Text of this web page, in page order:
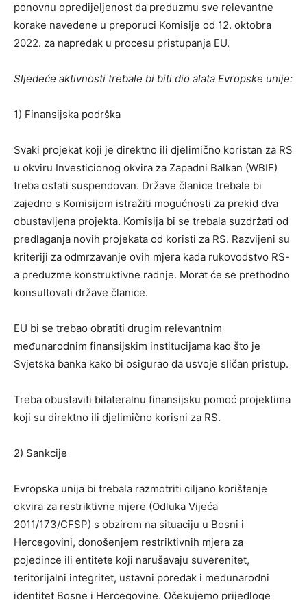
ponovnu opredijeljenost da preduzmu sve relevantne
korake navedene u preporuci Komisije od 12. oktobra
2022. za napredak u procesu pristupanja EU.
Sljedeće aktivnosti trebale bi biti dio alata Evropske unije:
1) Finansijska podrška
Svaki projekat koji je direktno ili djelimično koristan za RS
u okviru Investicionog okvira za Zapadni Balkan (WBIF)
treba ostati suspendovan. Države članice trebale bi
zajedno s Komisijom istražiti mogućnosti za prekid dva
obustavljena projekta. Komisija bi se trebala suzdržati od
predlaganja novih projekata od koristi za RS. Razvijeni su
kriteriji za odmrzavanje ovih mjera kada rukovodstvo RS-
a preduzme konstruktivne radnje. Morat će se prethodno
konsultovati države članice.
EU bi se trebao obratiti drugim relevantnim
međunarodnim finansijskim institucijama kao što je
Svjetska banka kako bi osigurao da usvoje sličan pristup.
Treba obustaviti bilateralnu finansijsku pomoć projektima
koji su direktno ili djelimično korisni za RS.
2) Sankcije
Evropska unija bi trebala razmotriti ciljano korištenje
okvira za restriktivne mjere (Odluka Vijeća
2011/173/CFSP) s obzirom na situaciju u Bosni i
Hercegovini, donošenjem restriktivnih mjera za
pojedince ili entitete koji narušavaju suverenitet,
teritorijalni integritet, ustavni poredak i međunarodni
identitet Bosne i Hercegovine. Očekujemo prijedloge